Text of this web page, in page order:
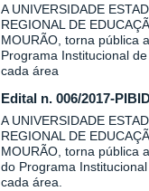
A UNIVERSIDADE
REGIONAL DE
MOURÃO, torna pública
Programa Institucional
cada área
Edital n. 006/2017-
A UNIVERSIDADE
REGIONAL DE
MOURÃO, torna pública
do Programa
cada área.